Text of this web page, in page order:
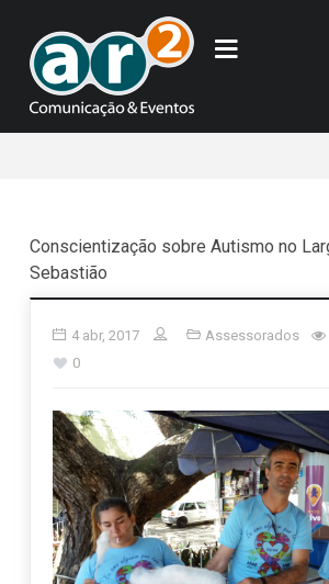
Conscientização sobre Autismo no
Sebastião
4 abr, 2017 Assessorados
0